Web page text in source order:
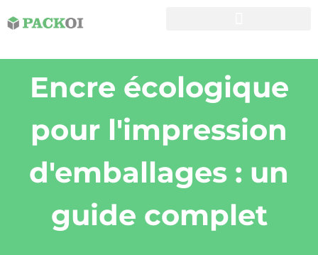
Encre écologique
pour l'impression
d'emballages : un
guide complet